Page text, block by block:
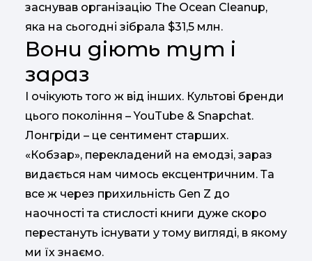
заснував організацію The Ocean Cleanup,
яка на сьогодні зібрала $31,5 млн.
Вони діють тут і
зараз
І очікують того ж від інших. Культові бренди
цього покоління – YouTube & Snapchat.
Лонгріди – це сентимент старших.
«Кобзар», перекладений на емодзі, зараз
видається нам чимось ексцентричним. Та
все ж через прихильність Gen Z до
наочності та стислості книги дуже скоро
перестануть існувати у тому вигляді, в якому
ми їх знаємо.